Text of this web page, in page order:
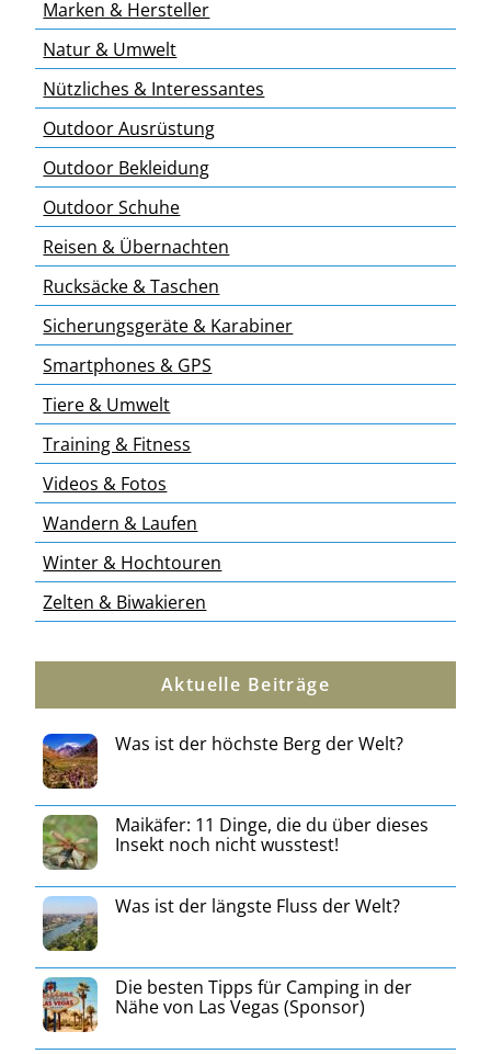
Marken & Hersteller
Natur & Umwelt
Nützliches & Interessantes
Outdoor Ausrüstung
Outdoor Bekleidung
Outdoor Schuhe
Reisen & Übernachten
Rucksäcke & Taschen
Sicherungsgeräte & Karabiner
Smartphones & GPS
Tiere & Umwelt
Training & Fitness
Videos & Fotos
Wandern & Laufen
Winter & Hochtouren
Zelten & Biwakieren
Aktuelle Beiträge
Was ist der höchste Berg der Welt?
Maikäfer: 11 Dinge, die du über dieses
Insekt noch nicht wusstest!
Was ist der längste Fluss der Welt?
Die besten Tipps für Camping in der
Nähe von Las Vegas (Sponsor)